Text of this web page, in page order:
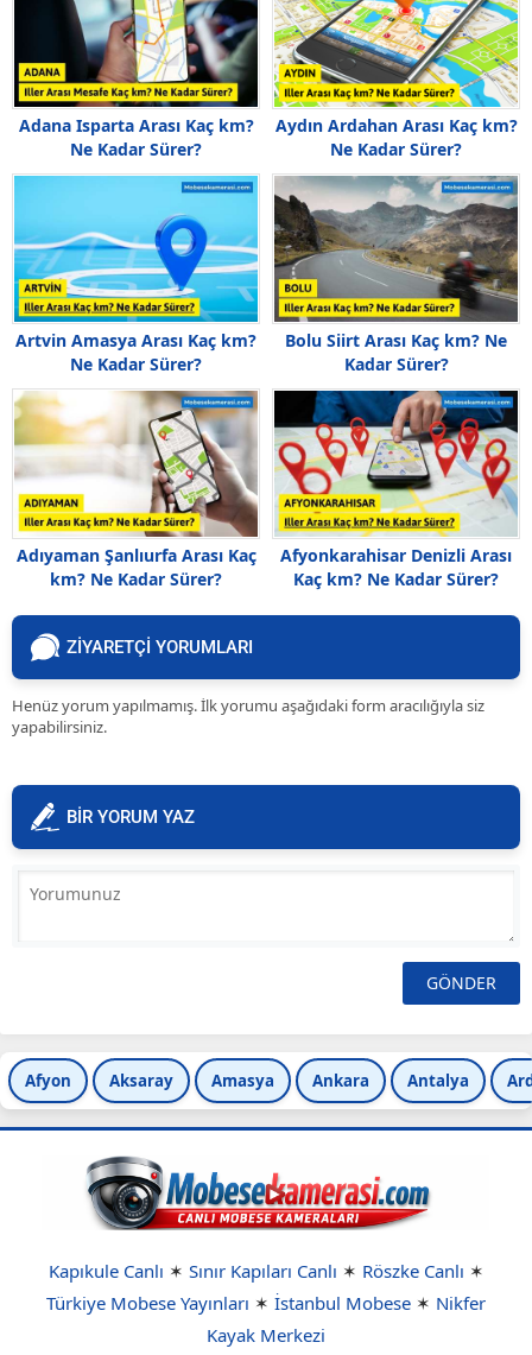
Adana Isparta Arası Kaç km?
Ne Kadar Sürer?
Aydın Ardahan Arası Kaç km?
Ne Kadar Sürer?
Artvin Amasya Arası Kaç km?
Ne Kadar Sürer?
Bolu Siirt Arası Kaç km? Ne
Kadar Sürer?
Adıyaman Şanlıurfa Arası Kaç
km? Ne Kadar Sürer?
Afyonkarahisar Denizli Arası
Kaç km? Ne Kadar Sürer?
ZİYARETÇİ YORUMLARI
Henüz yorum yapılmamış. İlk yorumu aşağıdaki form aracılığıyla siz
yapabilirsiniz.
BİR YORUM YAZ
Afyon Aksaray Amasya Ankara Antalya
Kapıkule Canlı ✶ Sınır Kapıları Canlı ✶ Röszke Canlı ✶
Türkiye Mobese Yayınları ✶ İstanbul Mobese ✶ Nikfer
Kayak Merkezi